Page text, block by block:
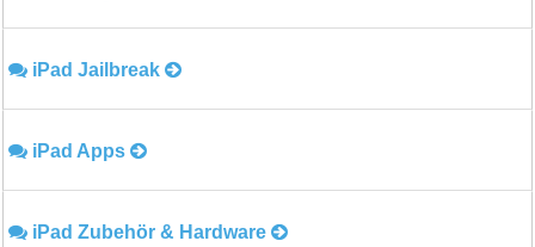
iPad Jailbreak
iPad Apps
iPad Zubehör & Hardware